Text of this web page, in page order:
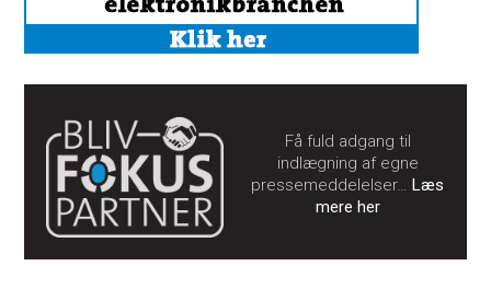
Få fuld adgang til
indlægning af egne
pressemeddelelser…Læs
mere her